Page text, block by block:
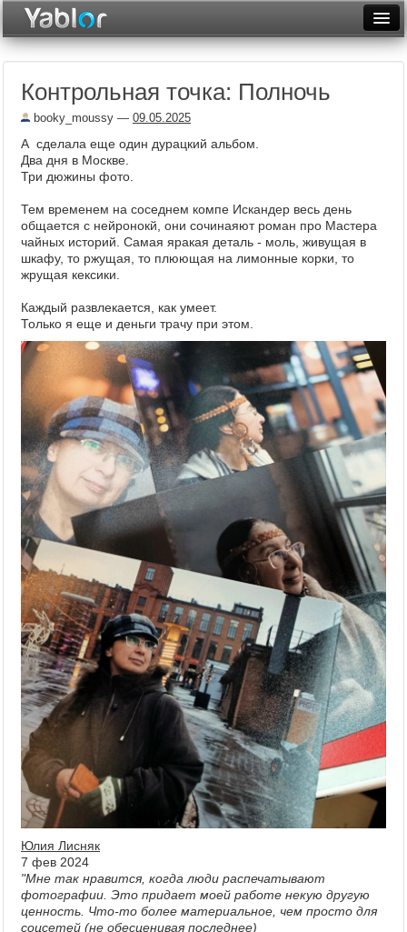
Неделя
Месяц
Контрольная точка: Полночь
booky_moussy — 09.05.2025
А сделала еще один дурацкий альбом.
Два дня в Москве.
Три дюжины фото.
Тем временем на соседнем компе Искандер весь день
общается с нейронокй, они сочинаяют роман про Мастера
чайных историй. Самая яракая деталь - моль, живущая в
шкафу, то ржущая, то плюющая на лимонные корки, то
жрущая кексики.
Каждый развлекается, как умеет.
Только я еще и деньги трачу при этом.
Юлия Лисняк
7 фев 2024
"Мне так нравится, когда люди распечатывают
фотографии. Это придает моей работе некую другую
ценность. Что-то более материальное, чем просто для
соцсетей (не обесценивая последнее)